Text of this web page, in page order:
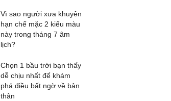
Vì sao người xưa khuyên
hạn chế mặc 2 kiểu màu
này trong tháng 7 âm
lịch?
Chọn 1 bầu trời bạn thấy
dễ chịu nhất để khám
phá điều bất ngờ về bản
thân